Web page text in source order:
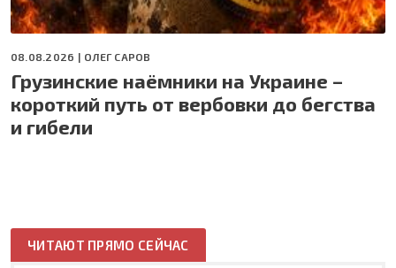
08.08.2026 | ОЛЕГ САРОВ
Грузинские наёмники на Украине –
короткий путь от вербовки до бегства
и гибели
ЧИТАЮТ ПРЯМО СЕЙЧАС